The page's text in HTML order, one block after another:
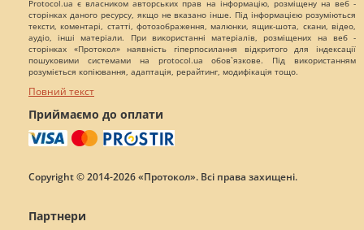
Protocol.ua є власником авторських прав на інформацію, розміщену на веб -
сторінках даного ресурсу, якщо не вказано інше. Під інформацією розуміються
тексти, коментарі, статті, фотозображення, малюнки, ящик-шота, скани, відео,
аудіо, інші матеріали. При використанні матеріалів, розміщених на веб -
сторінках «Протокол» наявність гіперпосилання відкритого для індексації
пошуковими системами на protocol.ua обов`язкове. Під використанням
розуміється копіювання, адаптація, рерайтинг, модифікація тощо.
Повний текст
Приймаємо до оплати
Copyright © 2014-2026 «Протокол». Всі права захищені.
Партнери